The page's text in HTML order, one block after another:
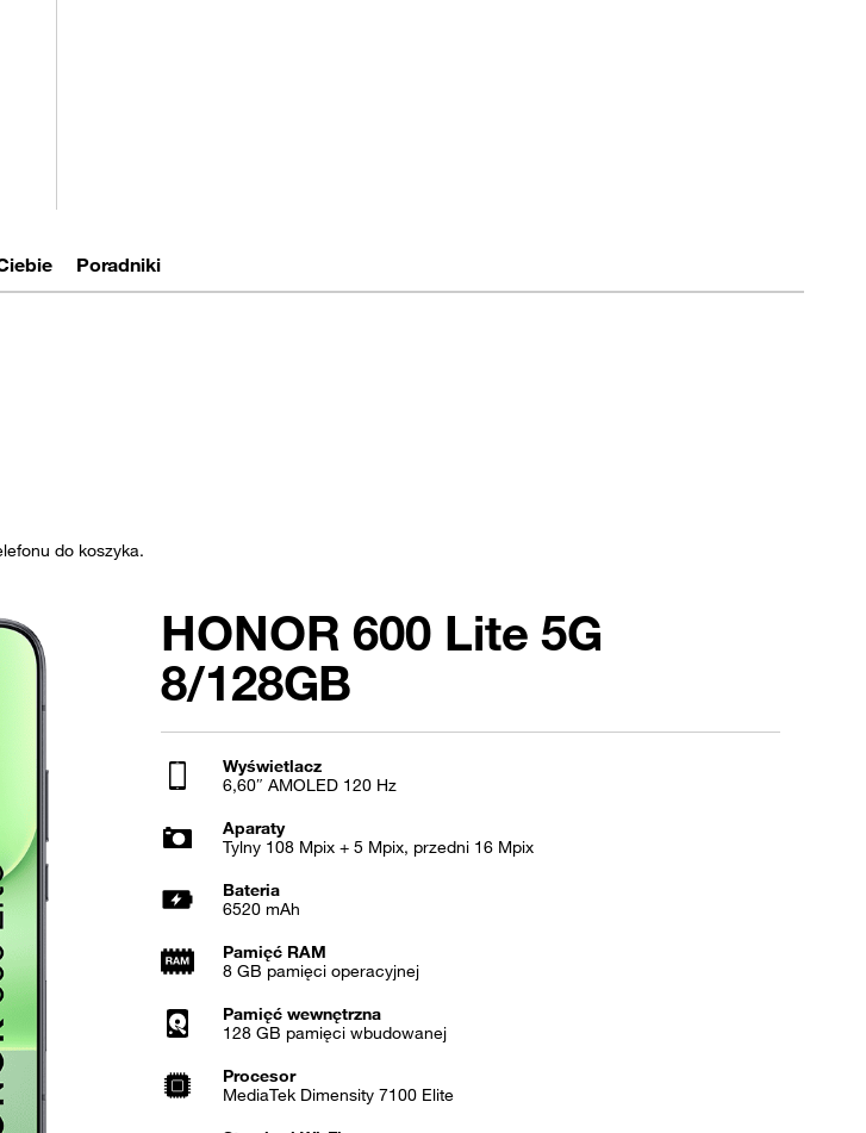
Poradniki
do koszyka.
HONOR 600 Lite 5G
8/128GB
Wyświetlacz
6,60″ AMOLED 120 Hz
Aparaty
Tylny 108 Mpix + 5 Mpix, przedni 16 Mpix
Bateria
6520 mAh
Pamięć RAM
8 GB pamięci operacyjnej
Pamięć wewnętrzna
128 GB pamięci wbudowanej
Procesor
MediaTek Dimensity 7100 Elite